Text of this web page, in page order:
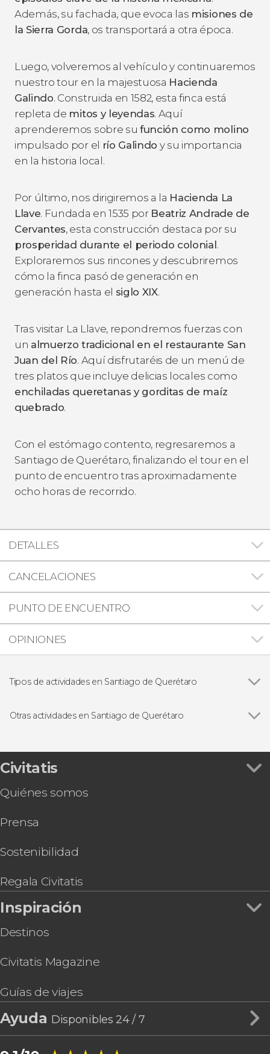
Además, su fachada, que evoca las misiones de
la Sierra Gorda, os transportará a otra época.
Luego, volveremos al vehículo y continuaremos
nuestro tour en la majestuosa Hacienda
Galindo. Construida en 1582, esta finca está
repleta de mitos y leyendas. Aquí
aprenderemos sobre su función como molino
impulsado por el río Galindo y su importancia
en la historia local.
Por último, nos dirigiremos a la Hacienda La
Llave. Fundada en 1535 por Beatriz Andrade de
Cervantes, esta construcción destaca por su
prosperidad durante el periodo colonial .
Exploraremos sus rincones y descubriremos
cómo la finca pasó de generación en
generación hasta el siglo XIX.
Tras visitar La Llave, repondremos fuerzas con
un almuerzo tradicional en el restaurante San
Juan del Río. Aquí disfrutaréis de un menú de
tres platos que incluye delicias locales como
enchiladas queretanas y gorditas de maíz
quebrado.
Con el estómago contento, regresaremos a
Santiago de Querétaro, finalizando el tour en el
punto de encuentro tras aproximadamente
ocho horas de recorrido.
DETALLES
CANCELACIONES
PUNTO DE ENCUENTRO
OPINIONES
Tipos de actividades en Santiago de Querétaro
Gastronomía y enoturismo
Otras actividades en Santiago de Querétaro
Querétaro
Descenso de cañones en el Paso de Vaqueros
Tour en quad por San Joaquín + Visita a la Gruta
Civitatis
Quiénes somos
Prensa
Sostenibilidad
Regala Civitatis
Inspiración
Destinos
Civitatis Magazine
Guías de viajes
Ayuda Disponibles 24 / 7